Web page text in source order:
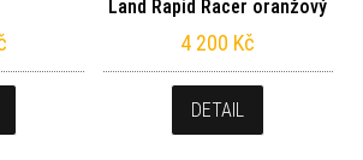
Land Rapid Racer oranžový
4 200 Kč
DETAIL